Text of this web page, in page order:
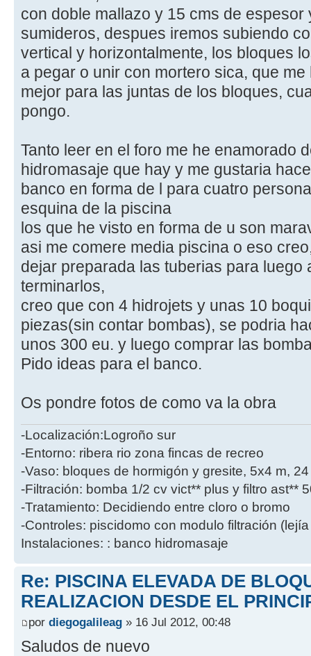
con doble mallazo y 15 cms de espesor
sumideros, despues iremos subiendo
vertical y horizontalmente, los bloques
a pegar o unir con mortero sica, que
mejor para las juntas de los bloques,
pongo.
Tanto leer en el foro me he enamorado
hidromasaje que hay y me gustaria
banco en forma de l para cuatro
esquina de la piscina
los que he visto en forma de u son
asi me comere media piscina o eso
dejar preparada las tuberias para luego
terminarlos,
creo que con 4 hidrojets y unas 10
piezas(sin contar bombas), se podria
unos 300 eu. y luego comprar las
Pido ideas para el banco.
Os pondre fotos de como va la obra
-Localización:Logroño sur
-Entorno: ribera rio zona fincas de recreo
-Vaso: bloques de hormigón y gresite, 5x4 m,
-Filtración: bomba 1/2 cv vict** plus y filtro ast**
-Tratamiento: Decidiendo entre cloro o bromo
-Controles: piscidomo con modulo filtración
Instalaciones: : banco hidromasaje
Re: PISCINA ELEVADA DE
REALIZACION DESDE EL
por diegogalileag » 16 Jul 2012, 00:48
Saludos de nuevo